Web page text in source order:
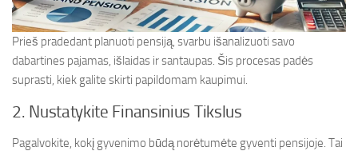
Prieš pradedant planuoti pensiją, svarbu išanalizuoti savo
dabartines pajamas, išlaidas ir santaupas. Šis procesas padės
suprasti, kiek galite skirti papildomam kaupimui.
2. Nustatykite Finansinius Tikslus
Pagalvokite, kokį gyvenimo būdą norėtumėte gyventi pensijoje. Tai